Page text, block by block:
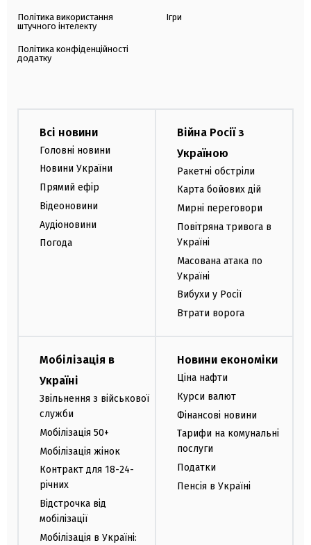
Політика використання
штучного інтелекту
Політика конфіденційності
додатку
Ігри
Всі новини
Головні новини
Новини України
Прямий ефір
Відеоновини
Аудіоновини
Погода
Війна Росії з
Україною
Ракетні обстріли
Карта бойових дій
Мирні переговори
Повітряна тривога в
Україні
Масована атака по
Україні
Вибухи у Росії
Втрати ворога
Мобілізація в
Україні
Звільнення з військової
служби
Мобілізація 50+
Мобілізація жінок
Контракт для 18-24-
річних
Відстрочка від
мобілізації
Мобілізація в Україні:
Новини економіки
Ціна нафти
Курси валют
Фінансові новини
Тарифи на комунальні
послуги
Податки
Пенсія в Україні